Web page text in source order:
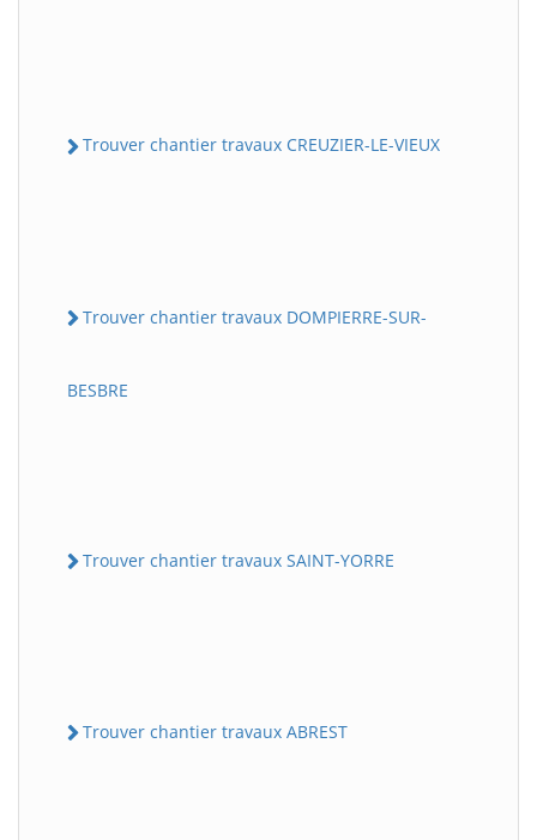
Trouver chantier travaux CREUZIER-LE-VIEUX
Trouver chantier travaux DOMPIERRE-SUR-
BESBRE
Trouver chantier travaux SAINT-YORRE
Trouver chantier travaux ABREST